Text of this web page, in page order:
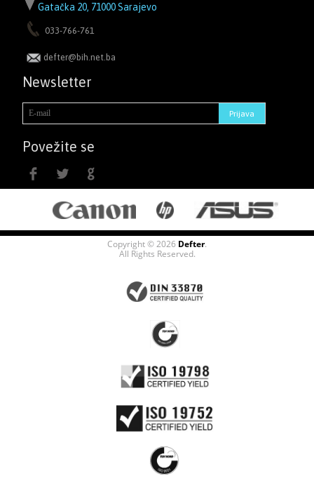
Gatačka 20, 71000 Sarajevo
033-766-761
defter@bih.net.ba
Newsletter
Povežite se
Copyright © 2026 Defter.
All Rights Reserved.